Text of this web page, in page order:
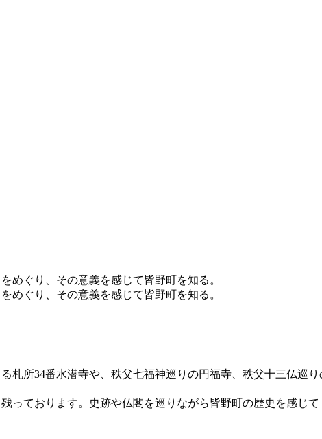
めぐり、その意義を感じて皆野町を知る。
めぐり、その意義を感じて皆野町を知る。
札所34番水潜寺や、秩父七福神巡りの円福寺、秩父十三仏巡
っております。史跡や仏閣を巡りながら皆野町の歴史を感じて